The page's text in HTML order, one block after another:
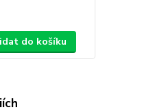
do košíku